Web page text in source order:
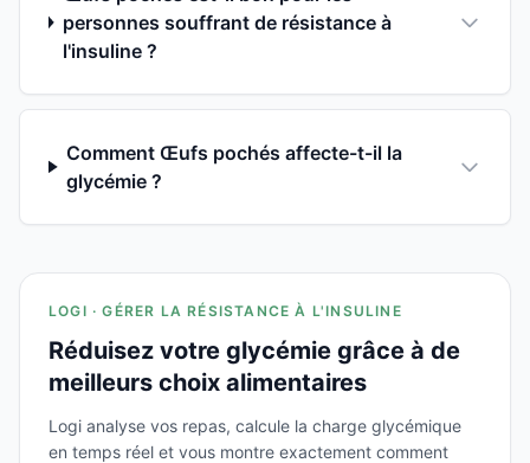
personnes souffrant de résistance à
l'insuline ?
Comment Œufs pochés affecte-t-il la
glycémie ?
LOGI · GÉRER LA RÉSISTANCE À L'INSULINE
Réduisez votre glycémie grâce à de
meilleurs choix alimentaires
Logi analyse vos repas, calcule la charge glycémique
en temps réel et vous montre exactement comment